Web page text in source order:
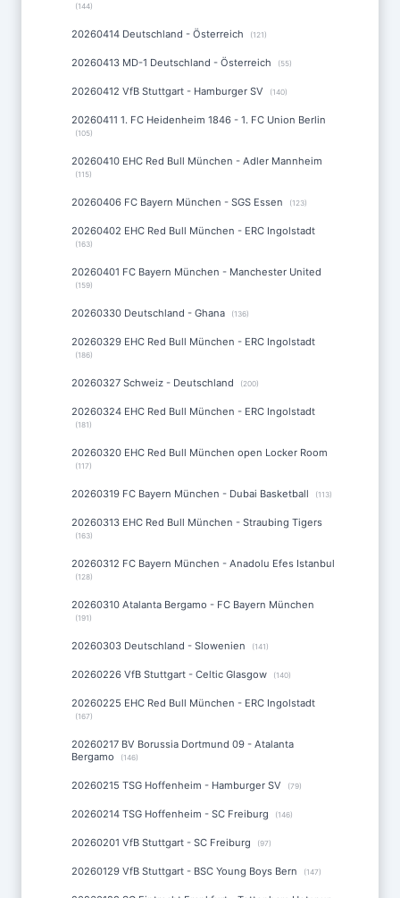
(144)
20260414 Deutschland - Österreich (121)
20260413 MD-1 Deutschland - Österreich (55)
20260412 VfB Stuttgart - Hamburger SV (140)
20260411 1. FC Heidenheim 1846 - 1. FC Union Berlin
(105)
20260410 EHC Red Bull München - Adler Mannheim
(115)
20260406 FC Bayern München - SGS Essen (123)
20260402 EHC Red Bull München - ERC Ingolstadt
(163)
20260401 FC Bayern München - Manchester United
(159)
20260330 Deutschland - Ghana (136)
20260329 EHC Red Bull München - ERC Ingolstadt
(186)
20260327 Schweiz - Deutschland (200)
20260324 EHC Red Bull München - ERC Ingolstadt
(181)
20260320 EHC Red Bull München open Locker Room
(117)
20260319 FC Bayern München - Dubai Basketball (113)
20260313 EHC Red Bull München - Straubing Tigers
(163)
20260312 FC Bayern München - Anadolu Efes Istanbul
(128)
20260310 Atalanta Bergamo - FC Bayern München
(191)
20260303 Deutschland - Slowenien (141)
20260226 VfB Stuttgart - Celtic Glasgow (140)
20260225 EHC Red Bull München - ERC Ingolstadt
(167)
20260217 BV Borussia Dortmund 09 - Atalanta
Bergamo
(146)
20260215 TSG Hoffenheim - Hamburger SV (79)
20260214 TSG Hoffenheim - SC Freiburg (146)
20260201 VfB Stuttgart - SC Freiburg (97)
20260129 VfB Stuttgart - BSC Young Boys Bern (147)